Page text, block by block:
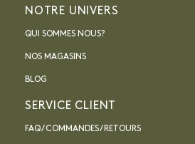
NOTRE UNIVERS
QUI SOMMES NOUS?
NOS MAGASINS
BLOG
SERVICE CLIENT
FAQ / COMMANDES / RETOURS